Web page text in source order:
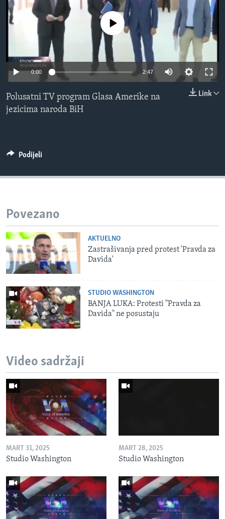
MAGAZIN
O GLASU AMERIKE
Learning English
PRATITE NAS
No media source currently available
0:00 2:47
Link
Polusatni TV program Glasa Amerike na
jezicima naroda BiH
Podijeli
Povezano
AKTUELNO
Zastrašivanja pred protest 'Pravda za
Davida'
STUDIO WASHINGTON
BANJA LUKA: Protesti "Pravda za
Davida" ne posustaju
Video sadržaji
MART 31, 2025
Studio Washington
MART 28, 2025
Studio Washington